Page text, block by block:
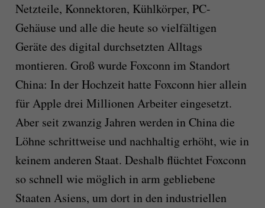
Netzteile, Konnektoren, Kühlkörper, PC-
Gehäuse und alle die heute so vielfältigen
Geräte des digital durchsetzten Alltags
montieren. Groß wurde Foxconn im Standort
China: In der Hochzeit hatte Foxconn hier allein
für Apple drei Millionen Arbeiter eingesetzt.
Aber seit zwanzig Jahren werden in China die
Löhne schrittweise und nachhaltig erhöht, wie in
keinem anderen Staat. Deshalb flüchtet Foxconn
so schnell wie möglich in arm gebliebene
Staaten Asiens, um dort in den industriellen